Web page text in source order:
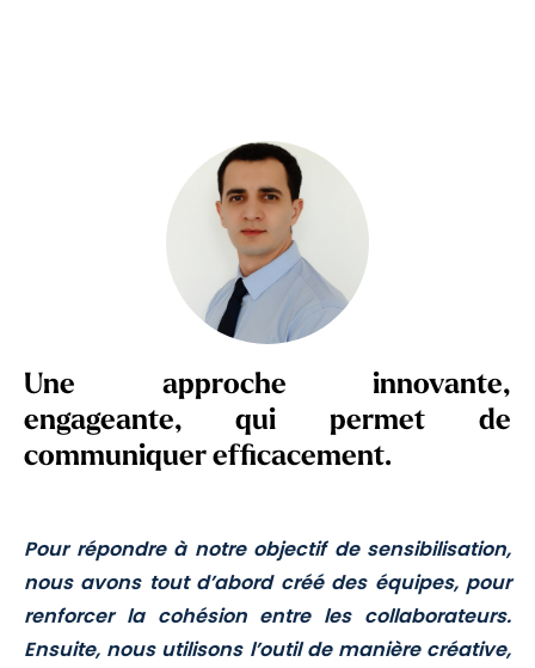
Une approche innovante,
engageante, qui permet de
communiquer efficacement.
Pour répondre à notre objectif de sensibilisation,
nous avons tout d’abord créé des équipes, pour
renforcer la cohésion entre les collaborateurs.
Ensuite, nous utilisons l’outil de manière créative,